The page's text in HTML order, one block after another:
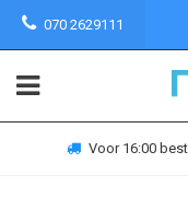
070 2629111
Voor 16:00